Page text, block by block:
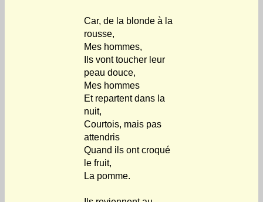
Car, de la blonde à la
rousse,
Mes hommes,
Ils vont toucher leur
peau douce,
Mes hommes
Et repartent dans la
nuit,
Courtois, mais pas
attendris
Quand ils ont croqué
le fruit,
La pomme.